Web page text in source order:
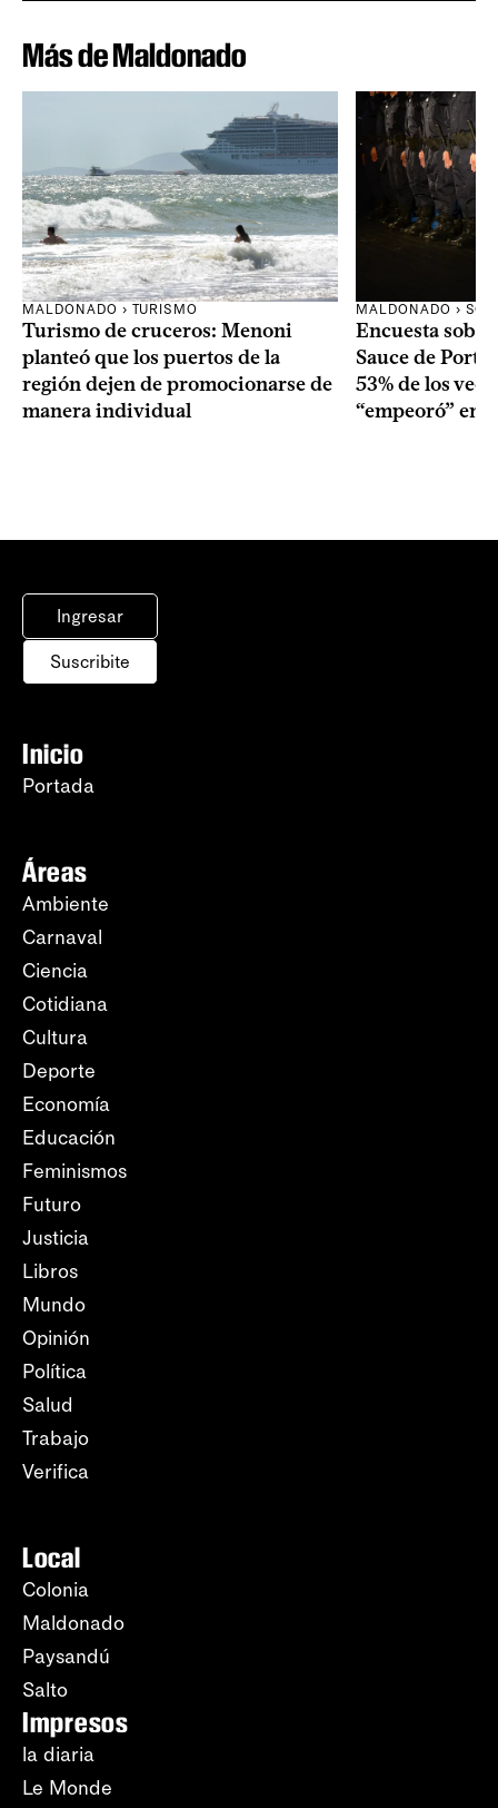
Más de Maldonado
MALDONADO › TURISMO
Turismo de cruceros: Menoni
planteó que los puertos de la
región dejen de promocionarse de
manera individual
MALDONADO ›
Encuesta
Sauce de
53% de los
“empeoró” en
Ingresar
Suscribite
Inicio
Portada
Áreas
Ambiente
Carnaval
Ciencia
Cotidiana
Cultura
Deporte
Economía
Educación
Feminismos
Futuro
Justicia
Libros
Mundo
Opinión
Política
Salud
Trabajo
Verifica
Local
Colonia
Maldonado
Paysandú
Salto
Impresos
la diaria
Le Monde